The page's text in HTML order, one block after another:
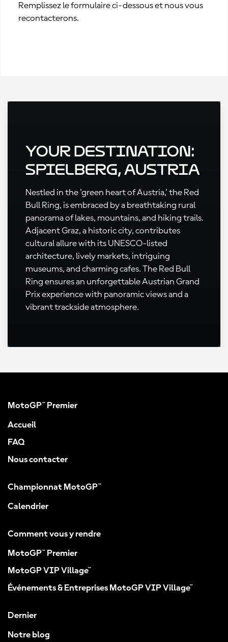
Remplissez le formulaire ci-dessous et nous vous
recontacterons.
Your Destination:
Spielberg, Austria
Nestled in the 'green heart of Austria,' the Red
Bull Ring, is embraced by a breathtaking rural
panorama of lakes, mountains, and hiking trails.
Adjacent Graz, a historic city, contributes
cultural allure with its UNESCO-listed
architecture, lively markets, intriguing
museums, and charming cafes. The Red Bull
Ring ensures an unforgettable Austrian Grand
Prix experience with panoramic views and a
vibrant trackside atmosphere.
MotoGP™ Premier
Accueil
FAQ
Nous contacter
Championnat MotoGP™
Calendrier
Comment vous y rendre
MotoGP™ Premier
MotoGP VIP Village™
Événements & Entreprises MotoGP VIP Village™
Dernier
Notre blog